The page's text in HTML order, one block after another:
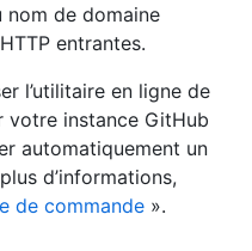
de domaine
entrantes.
l’utilitaire en ligne de
votre instance GitHub
automatiquement un
d’informations,
de commande ».